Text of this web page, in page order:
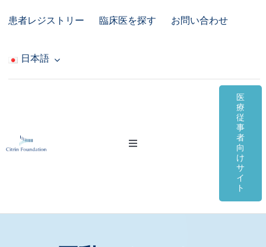
content
患者レジストリー 臨床医を探す お問い合わせ
日本語
Toggle
オンライン資料
医
療
従
事
者
向
け
サ
イ
ト